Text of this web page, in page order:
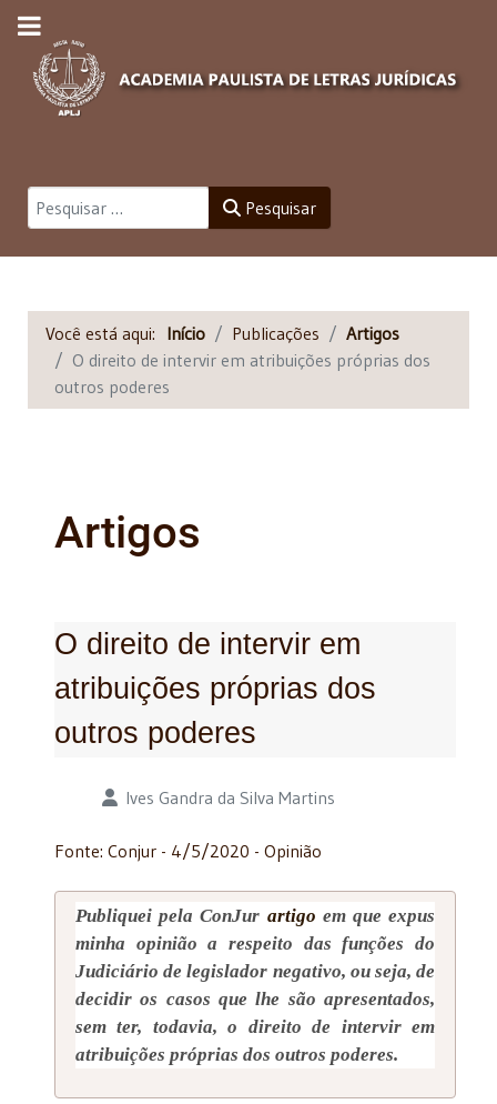
Pesquisar Pesquisar
Você está aqui: Início Publicações
Artigos
O direito de intervir em atribuições próprias dos
outros poderes
Artigos
O direito de intervir em
atribuições próprias dos
outros poderes
Detalhes Ives Gandra da Silva Martins
Fonte: Conjur - 4/5/2020 - Opinião
Publiquei pela ConJur artigo em que expus
minha opinião a respeito das funções do
Judiciário de legislador negativo, ou seja, de
decidir os casos que lhe são apresentados,
sem ter, todavia, o direito de intervir em
atribuições próprias dos outros poderes.